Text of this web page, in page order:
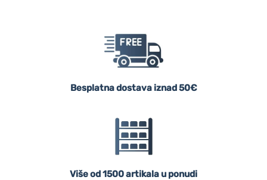
Besplatna dostava iznad 50€
Više od 1500 artikala u ponudi